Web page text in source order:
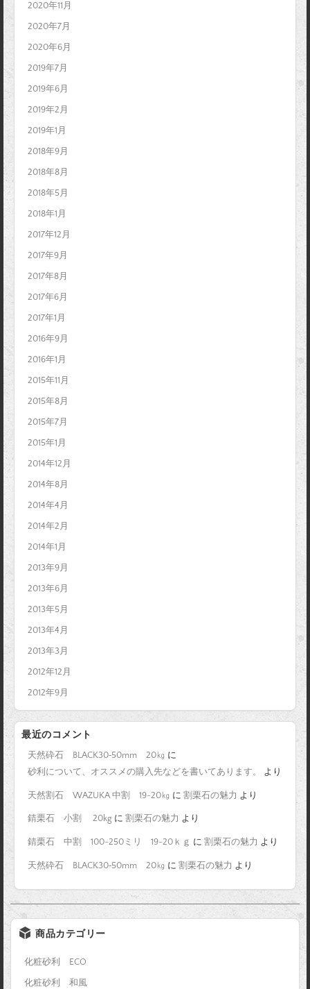
2020年11月
2020年7月
2020年6月
2019年7月
2019年6月
2019年2月
2019年1月
2018年9月
2018年8月
2018年5月
2018年1月
2017年12月
2017年9月
2017年8月
2017年6月
2017年1月
2016年9月
2016年1月
2015年11月
2015年8月
2015年7月
2015年1月
2014年12月
2014年8月
2014年4月
2014年2月
2014年1月
2013年9月
2013年6月
2013年5月
2013年4月
2013年3月
2012年12月
2012年9月
最近のコメント
天然砕石 BLACK30‐50mm 20㎏ に
砂利について、オススメの購入先などを書いてあります。
より
天然割石 WAZUKA 中割 19-20㎏ に割栗石の魅力 より
錆栗石 小割 20kg に割栗石の魅力 より
錆栗石 中割 100-250ミリ 19-20ｋｇ に割栗石の魅力 より
天然砕石 BLACK30‐50mm 20㎏ に割栗石の魅力 より
商品カテゴリー
化粧砂利 ECO
化粧砂利 和風